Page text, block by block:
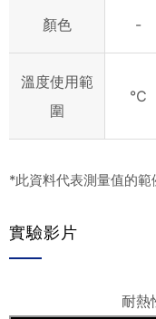
顏色 -
溫度使用範
圍
℃
*此資料代表測量值的範
實驗影片
耐熱